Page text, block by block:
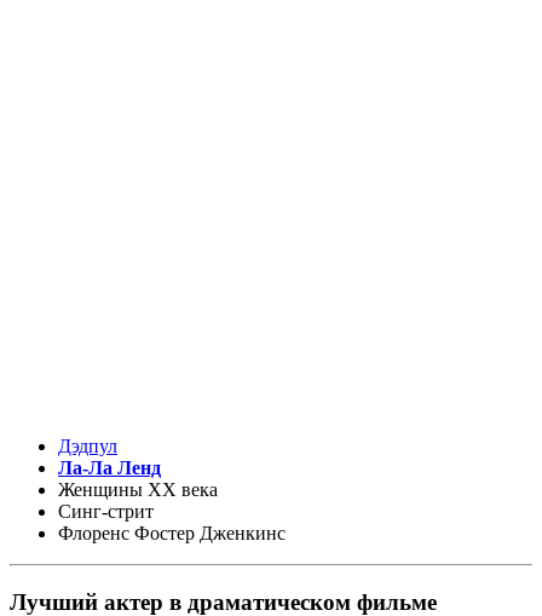
Дэдпул
Ла-Ла Ленд
Женщины XX века
Синг-стрит
Флоренс Фостер Дженкинс
Лучший актер в драматическом фильме